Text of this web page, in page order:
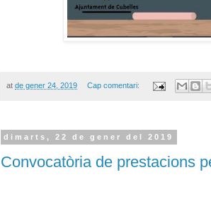
at de gener 24, 2019 Cap comentari:
dimarts, 22 de gener del 2019
Convocatòria de prestacions